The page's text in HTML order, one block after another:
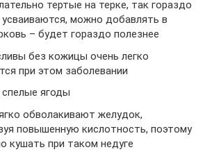
тертые на терке, так гораздо
усваиваются, можно добавлять в
– будет гораздо полезнее
без кожицы очень легко
при этом заболевании
ягоды
обволакивают желудок,
повышенную кислотность, поэтому
кушать при таком недуге